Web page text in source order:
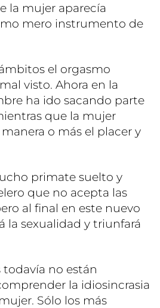
la mujer aparecía
mero instrumento de
el orgasmo
visto. Ahora en la
ha ido sacando parte
que la mujer
o más el placer y
primate suelto y
que no acepta las
al final en este nuevo
la sexualidad y triunfará
no están
la idiosincrasia
Sólo los más